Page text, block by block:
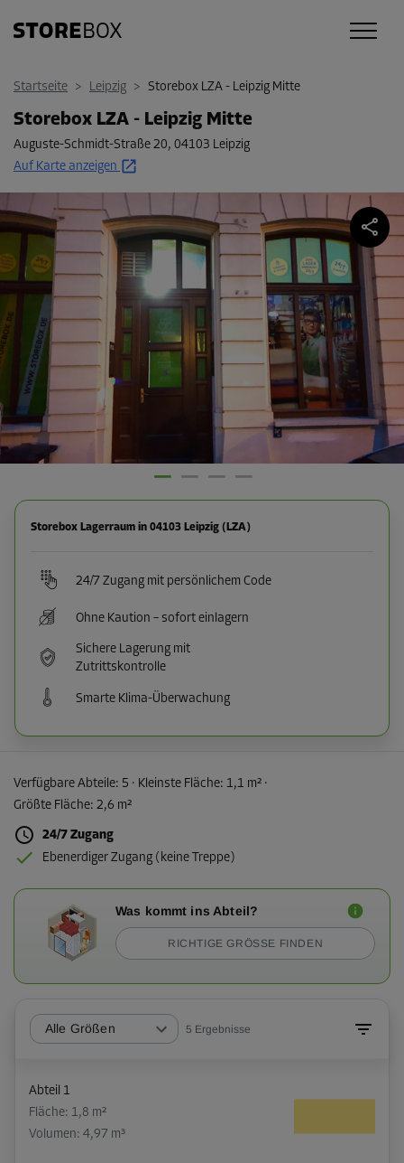
Startseite > Leipzig > Storebox LZA - Leipzig Mitte
Storebox LZA - Leipzig Mitte
Auguste-Schmidt-Straße 20, 04103 Leipzig
Auf Karte anzeigen
Storebox Lagerraum in 04103 Leipzig (LZA)
24/7 Zugang mit persönlichem Code
Ohne Kaution – sofort einlagern
Sichere Lagerung mit
Zutrittskontrolle
Smarte Klima-Überwachung
Verfügbare Abteile: 5 · Kleinste Fläche: 1,1 m² ·
Größte Fläche: 2,6 m²
24/7 Zugang
Ebenerdiger Zugang (keine Treppe)
Was kommt ins Abteil?
RICHTIGE GRÖSSE FINDEN
Alle Größen 5 Ergebnisse
Abteil 1
Fläche: 1,8 m²
Volumen: 4,97 m³